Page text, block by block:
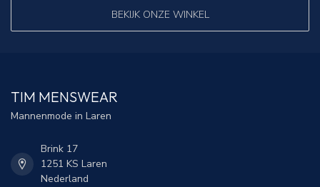
BEKIJK ONZE WINKEL
TIM MENSWEAR
Mannenmode in Laren
Brink 17
1251 KS Laren
Nederland